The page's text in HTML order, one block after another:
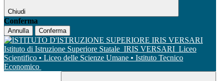
Chiudi
Conferma
Annulla Conferma
Istituto di Istruzione Superiore Statale IRIS VERSARI Liceo
Scientifico • Liceo delle Scienze Umane • Istituto Tecnico
Economico